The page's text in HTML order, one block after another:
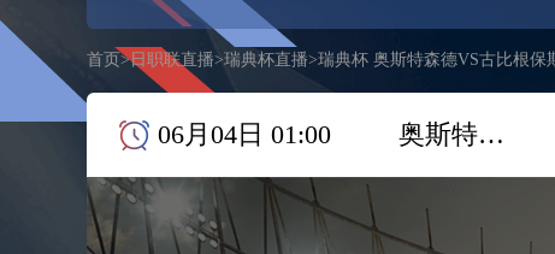
首页 >日职联直播>瑞典杯直播>瑞典杯 奥斯特森德VS古比根保
06月04日 01:00 奥斯特森德